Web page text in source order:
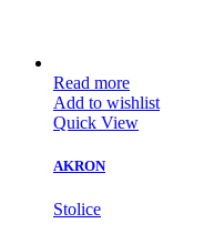
Read more
Add to wishlist
Quick View
AKRON
Stolice